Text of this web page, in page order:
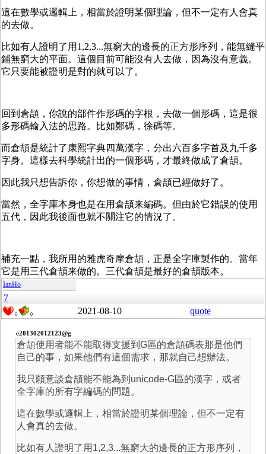
這在數學或邏輯上，相當於證明某個理論，但不一定有人會真
的去做。
比如有人證明了用1,2,3...無窮大的邊長的正方形序列，能無縫平
鋪無窮大的平面。這個目前可能沒有人去做，因為沒有意義。
它只要能被證明是對的就可以了。
回到倉頡，你說的部件作形碼的字根，去做一個形碼，這是很
多形碼輸入法的思路。比如鄭碼，徐碼等。
而倉頡是統計了康熙字典四萬漢字，分出六百多字首及九千多
字身。這樣去科學統計出的一個形碼，才最終做成了倉頡。
因此我只想告訴你，你想做的事情，倉頡已經做好了。
當然，全字庫本身也是在用倉頡来編碼。但由於它錯誤的使用
五代，因此我後面也就不關注它的情況了。
補充一點，我所用的雅虎奇摩倉頡，正是全字庫製作的。當年
它是用三代倉頡来做的。三代倉頡是最好的倉頡版本。
IanHo
7
0 0 2021-08-10 quote
e201302012123@g
倉頡使用者能不能取得支援到G區的倉頡碼表那是他們
自己的事，如果他們有這個需求，那就自己想辦法。
我只願意談倉頡能不能為到unicode-G區的漢字，或者
全字庫的所有字編碼的問題。
這在數學或邏輯上，相當於證明某個理論，但不一定有
人會真的去做。
比如有人證明了用1,2,3...無窮大的邊長的正方形序列，